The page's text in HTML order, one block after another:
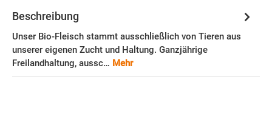
Beschreibung
Unser Bio-Fleisch stammt ausschließlich von Tieren aus
unserer eigenen Zucht und Haltung. Ganzjährige
Freilandhaltung, aussc… Mehr